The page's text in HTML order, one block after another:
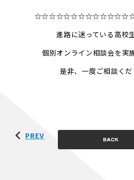
進路に迷っている高校
個別オンライン相談会を実
是非、一度ご相談くだ
PREV